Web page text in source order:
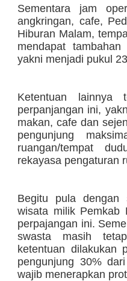
Sementara jam
angkringan, cafe,
Hiburan Malam,
mendapat
yakni menjadi pukul
Ketentuan lainnya
perpanjangan ini,
makan, cafe dan
pengunjung
ruangan/tempat
rekayasa pengaturan
Begitu pula
wisata milik Pemkab
perpajangan ini.
swasta masih
ketentuan dilakukan
pengunjung 30%
wajib menerapkan